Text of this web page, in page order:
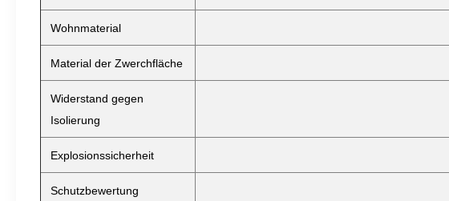
Wohnmaterial
Material der Zwerchfläche
Widerstand gegen
Isolierung
Explosionssicherheit
Schutzbewertung